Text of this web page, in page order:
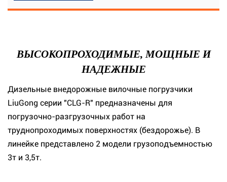
ВЫСОКОПРОХОДИМЫЕ, МОЩНЫЕ И
НАДЕЖНЫЕ
Дизельные внедорожные вилочные погрузчики
LiuGong серии "CLG-R" предназначены для
погрузочно-разгрузочных работ на
труднопроходимых поверхностях (бездорожье). В
линейке представлено 2 модели грузоподъемностью
3т и 3,5т.